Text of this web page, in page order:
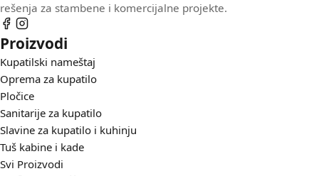
rešenja za stambene i komercijalne projekte.
Proizvodi
Kupatilski nameštaj
Oprema za kupatilo
Pločice
Sanitarije za kupatilo
Slavine za kupatilo i kuhinju
Tuš kabine i kade
Svi Proizvodi